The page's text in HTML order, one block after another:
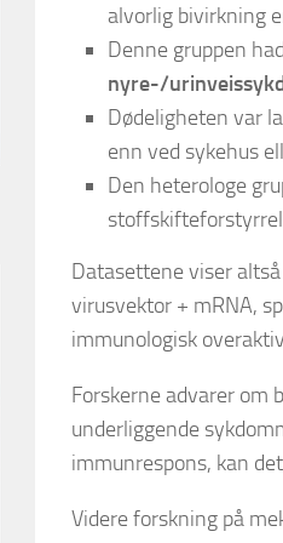
alvorlig bivirkning
Denne gruppen
nyre-/
Dødeligheten var
enn ved sykehus
Den heterologe
Datasettene viser
virusvektor + mRNA,
immunologisk
Forskerne advarer om
underliggende
immunrespons, kan
Videre forskning på